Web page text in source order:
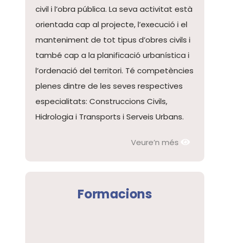
civil i l’obra pública. La seva activitat està
orientada cap al projecte, l’execució i el
manteniment de tot tipus d’obres civils i
també cap a la planificació urbanística i
l’ordenació del territori. Té competències
plenes dintre de les seves respectives
especialitats: Construccions Civils,
Hidrologia i Transports i Serveis Urbans.
Veure’n més
Formacions